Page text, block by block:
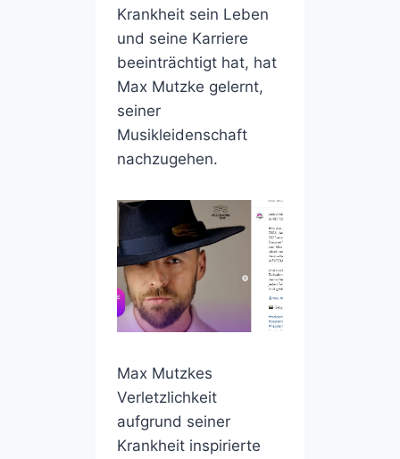
Krankheit sein Leben
und seine Karriere
beeinträchtigt hat, hat
Max Mutzke gelernt,
seiner
Musikleidenschaft
nachzugehen.
Max Mutzkes
Verletzlichkeit
aufgrund seiner
Krankheit inspirierte